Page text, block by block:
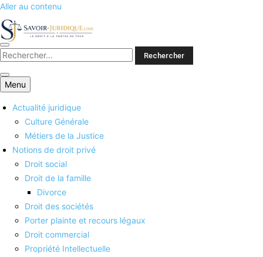
Aller au contenu
Savoirs juridiques
Menu
Actualité juridique
Culture Générale
Métiers de la Justice
Notions de droit privé
Droit social
Droit de la famille
Divorce
Droit des sociétés
Porter plainte et recours légaux
Droit commercial
Propriété Intellectuelle